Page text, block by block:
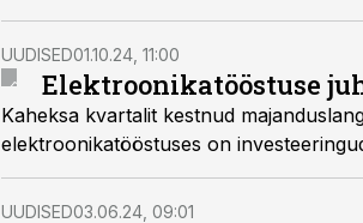
UUDISED01.10.24, 11:00
Elektroonikatööstuse
Kaheksa kvartalit kestnud
elektroonikatööstuses on
UUDISED03.06.24, 09:01